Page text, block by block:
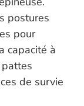
postures
pour
capacité à
de survie